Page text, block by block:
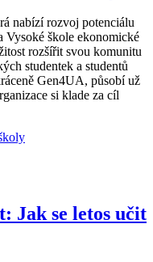
nabízí rozvoj potenciálu
Vysoké škole ekonomické
rozšířit svou komunitu
studentek a studentů
Gen4UA, působí už
si klade za cíl
Jak se letos učit